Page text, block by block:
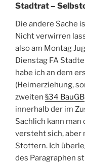
Stadtrat –
Die andere Sache
Nicht verwirren
also am Montag
Dienstag FA
habe ich an dem
(Heimerziehung,
zweiten §34 BauGB
innerhalb der im
Sachlich kann
versteht sich, aber
Stottern. Ich
des Paragraphen